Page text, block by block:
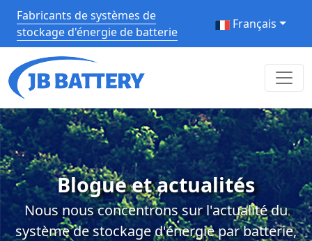
Fabricants de systèmes de
stockage d'énergie de batterie
Français
Blogue et actualités
Nous nous concentrons sur l'actualité du
système de stockage d'énergie par batterie,